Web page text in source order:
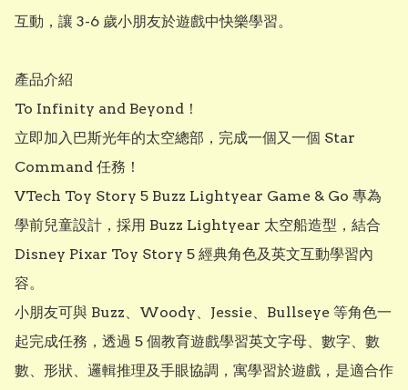
互動，讓 3-6 歲小朋友於遊戲中快樂學習。
產品介紹
To Infinity and Beyond！
立即加入巴斯光年的太空總部，完成一個又一個 Star
Command 任務！
VTech Toy Story 5 Buzz Lightyear Game & Go 專為
學前兒童設計，採用 Buzz Lightyear 太空船造型，結合
Disney Pixar Toy Story 5 經典角色及英文互動學習內
容。
小朋友可與 Buzz、Woody、Jessie、Bullseye 等角色一
起完成任務，透過 5 個教育遊戲學習英文字母、數字、數
數、形狀、邏輯推理及手眼協調，寓學習於遊戲，是適合作